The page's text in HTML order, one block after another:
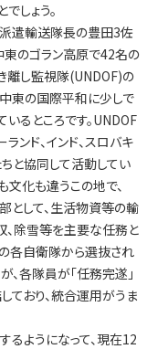
しょう。
遣輸送隊長の豊田3佐
東のゴラン高原で42名の
離し監視隊(UNDOF)の
中東の国際平和に少しで
るところです。UNDOF
ンド、インド、スロバキ
と協同して活動してい
文化も違うこの地で、
として、生活物資等の輸
、除雪等を主要な任務と
の各自衛隊から選抜され
各隊員が「任務完遂」
ており、統合運用がうま
ようになって、現在12